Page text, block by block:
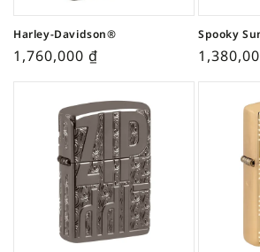
Harley-Davidson®
1,760,000 ₫
Spooky